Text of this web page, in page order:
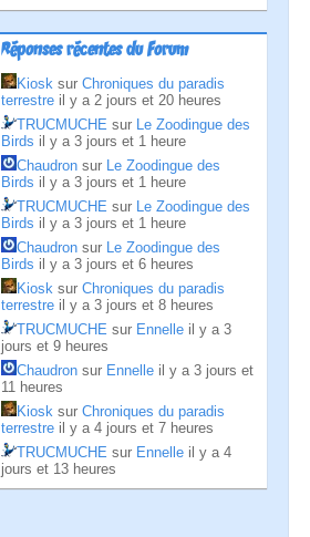
Réponses récentes du Forum
Kiosk sur Chroniques du paradis
terrestre il y a 2 jours et 20 heures
TRUCMUCHE sur Le Zoodingue des
Birds il y a 3 jours et 1 heure
Chaudron sur Le Zoodingue des
Birds il y a 3 jours et 1 heure
TRUCMUCHE sur Le Zoodingue des
Birds il y a 3 jours et 1 heure
Chaudron sur Le Zoodingue des
Birds il y a 3 jours et 6 heures
Kiosk sur Chroniques du paradis
terrestre il y a 3 jours et 8 heures
TRUCMUCHE sur Ennelle il y a 3
jours et 9 heures
Chaudron sur Ennelle il y a 3 jours et
11 heures
Kiosk sur Chroniques du paradis
terrestre il y a 4 jours et 7 heures
TRUCMUCHE sur Ennelle il y a 4
jours et 13 heures